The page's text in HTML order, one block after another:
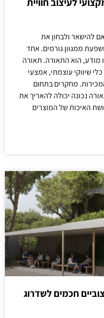
להישאר ולבחון את
ממגוון גורמים. אחד
מודע, הוא התאורה. תאורה
שיווקי עוצמתי, אמצעי
מחקרים בתחום
נכונה יכולה להאריך את
האיכות של המוצרים
חכמים לשדרוג